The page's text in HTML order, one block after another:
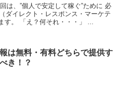
は、”個人で安定して稼ぐ”ために 必
ダイレクト・レスポンス・マーケテ
す。 「え？何それ・・・」 ...
は無料・有料どちらで提供す
き！？